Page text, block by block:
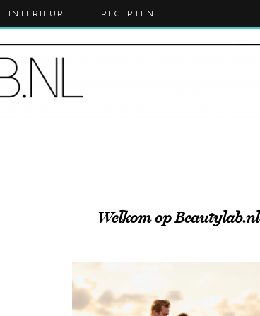
INTERIEUR RECEPTEN
Welkom op Beautylab.nl